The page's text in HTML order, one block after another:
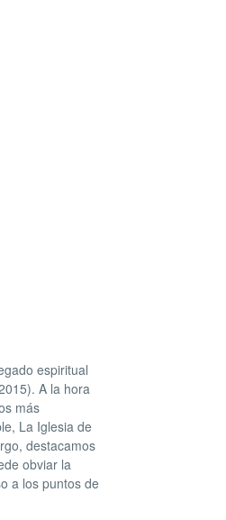
espiritual
A la hora
más
La Iglesia de
destacamos
obviar la
a los puntos de